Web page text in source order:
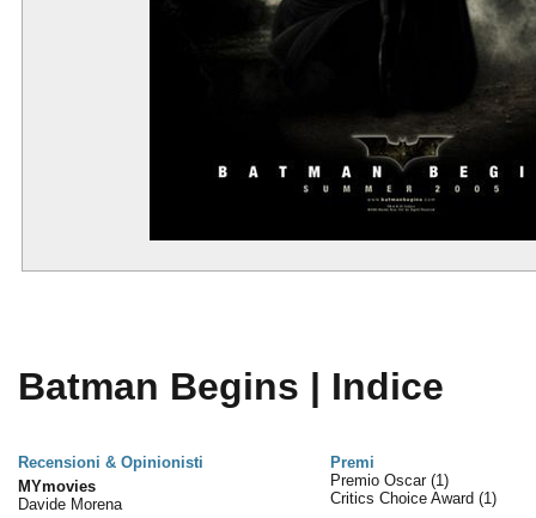
Batman Begins | Indice
Recensioni & Opinionisti
Premi
MYmovies
Davide Morena
Premio Oscar (1)
Critics Choice Award (1)